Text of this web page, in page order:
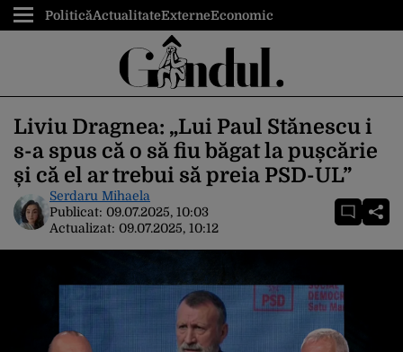
PoliticăActualitateExterneEconomic
Liviu Dragnea: „Lui Paul Stănescu i
s-a spus că o să fiu băgat la pușcărie
și că el ar trebui să preia PSD-UL”
Serdaru Mihaela
Publicat: 09.07.2025, 10:03
Actualizat: 09.07.2025, 10:12